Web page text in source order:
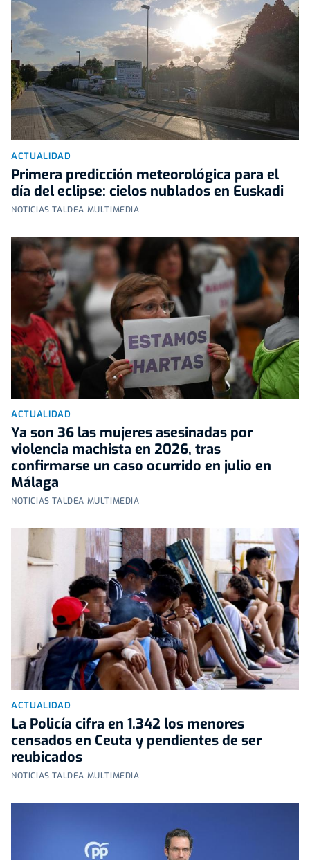
ACTUALIDAD
Primera predicción meteorológica para el
día del eclipse: cielos nublados en Euskadi
NOTICIAS TALDEA MULTIMEDIA
ACTUALIDAD
Ya son 36 las mujeres asesinadas por
violencia machista en 2026, tras
confirmarse un caso ocurrido en julio en
Málaga
NOTICIAS TALDEA MULTIMEDIA
ACTUALIDAD
La Policía cifra en 1.342 los menores
censados en Ceuta y pendientes de ser
reubicados
NOTICIAS TALDEA MULTIMEDIA